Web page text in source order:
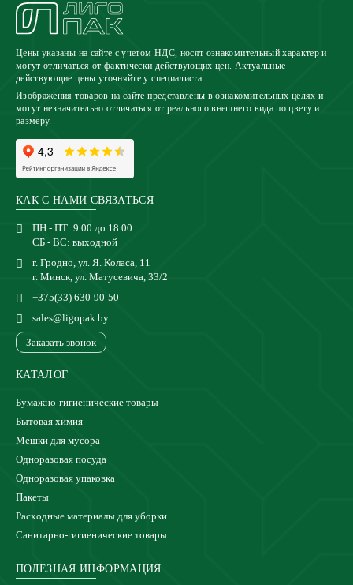
Цены указаны на сайте с учетом НДС, носят ознакомительный характер и
могут отличаться от фактически действующих цен. Актуальные
действующие цены уточняйте у специалиста.
Изображения товаров на сайте представлены в ознакомительных целях и
могут незначительно отличаться от реального внешнего вида по цвету и
размеру.
КАК С НАМИ СВЯЗАТЬСЯ
ПН - ПТ: 9.00 до 18.00
СБ - ВС: выходной
г. Гродно, ул. Я. Коласа, 11
г. Минск, ул. Матусевича, 33/2
+375(33) 630-90-50
sales@ligopak.by
Заказать звонок
КАТАЛОГ
Бумажно-гигиенические товары
Бытовая химия
Мешки для мусора
Одноразовая посуда
Одноразовая упаковка
Пакеты
Расходные материалы для уборки
Санитарно-гигиенические товары
ПОЛЕЗНАЯ ИНФОРМАЦИЯ